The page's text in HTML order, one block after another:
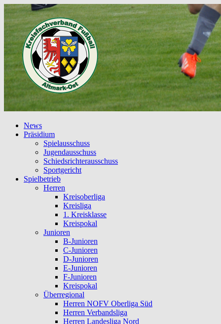
News
Präsidium
Spielausschuss
Jugendausschuss
Schiedsrichterausschuss
Sportgericht
Spielbetrieb
Herren
Kreisoberliga
Kreisliga
1. Kreisklasse
Kreispokal
Junioren
B-Junioren
C-Junioren
D-Junioren
E-Junioren
F-Junioren
Kreispokal
Überregional
Herren NOFV Oberliga Süd
Herren Verbandsliga
Herren Landesliga Nord